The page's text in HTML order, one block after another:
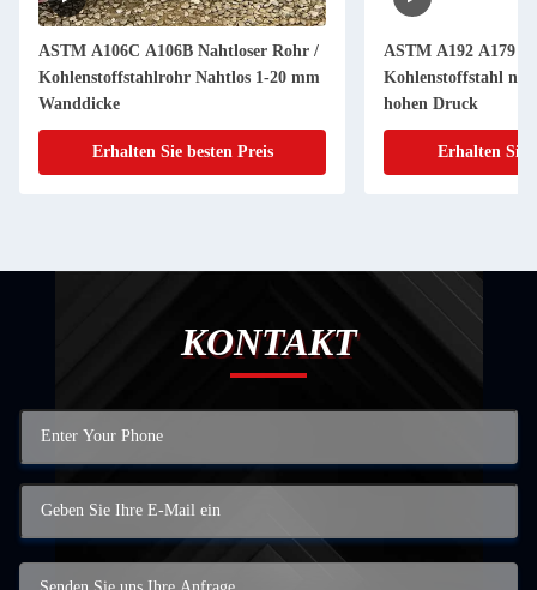
ASTM A106C A106B Nahtloser Rohr /
Kohlenstoffstahlrohr Nahtlos 1-20 mm
Wanddicke
Erhalten Sie besten Preis
ASTM A192 A179
Kohlenstoffstahl
hohen Druck
Erhalten Sie
KONTAKT